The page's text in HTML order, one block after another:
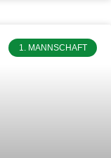
1. MANNSCHAFT